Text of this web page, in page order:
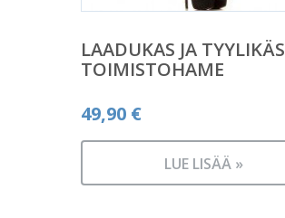
LAADUKAS JA TYYLIKÄS
TOIMISTOHAME
49,90 €
LUE LISÄÄ »